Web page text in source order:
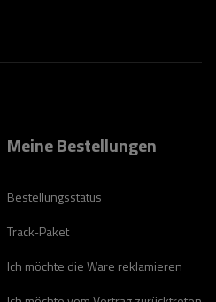
Meine Bestellungen
Bestellungsstatus
Track-Paket
Ich möchte die Ware reklamieren